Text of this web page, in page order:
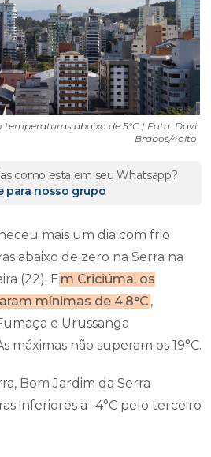
abaixo de 5°C | Foto: Davi
Brabos/4oito
como esta em seu Whatsapp?
para nosso grupo
mais um dia com frio
abaixo de zero na Serra na
(22). E m Criciúma, os
mínimas de 4,8°C ,
e Urussanga
máximas não superam os 19°C.
Bom Jardim da Serra
inferiores a -4°C pelo terceiro